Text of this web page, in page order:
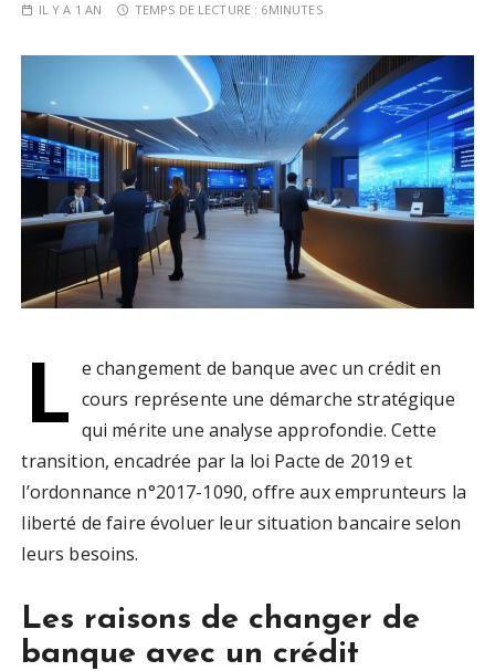
IL Y A 1 AN TEMPS DE LECTURE : 6MINUTES
L e changement de banque avec un crédit en
cours représente une démarche stratégique
qui mérite une analyse approfondie. Cette
transition, encadrée par la loi Pacte de 2019 et
l’ordonnance n°2017-1090, offre aux emprunteurs la
liberté de faire évoluer leur situation bancaire selon
leurs besoins.
Les raisons de changer de
banque avec un crédit